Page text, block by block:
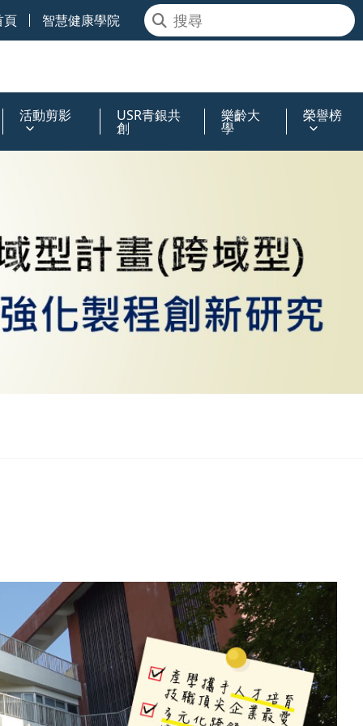
頁 智慧健康學院
活動剪影 USR青銀共
創
樂齡大
學
榮譽榜